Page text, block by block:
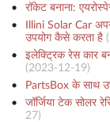
रॉकेट बनाना:
Illini Solar Car
उपयोग कैसे करता है(
इलेक्ट्रिक रेस कार
(2023-12-19)
PartsBox के साथ
जॉर्जिया टेक सोलर
27)